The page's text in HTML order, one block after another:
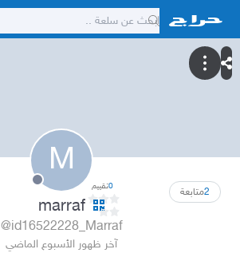
M
2متابعة 0تقييم
marraf
@id16522228_Marraf
آخر ظهور الأسبوع الماضي